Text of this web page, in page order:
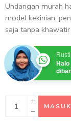
Undangan murah
model kekinian,
saja tanpa